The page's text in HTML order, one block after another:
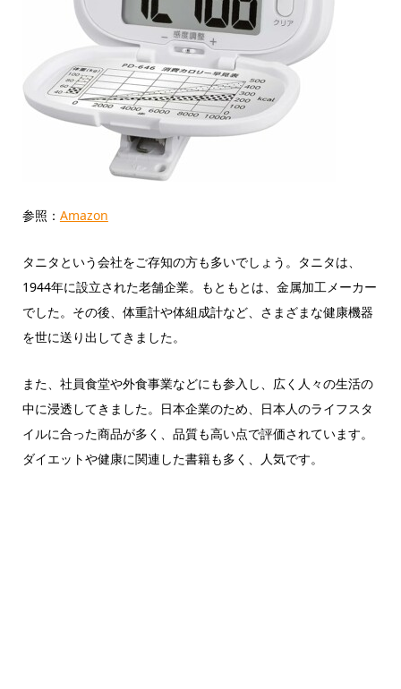
参照： Amazon
タニタという会社をご存知の方も多いでしょう。タニタは、
1944年に設立された老舗企業。もともとは、金属加工メーカー
でした。その後、体重計や体組成計など、さまざまな健康機器
を世に送り出してきました。
また、社員食堂や外食事業などにも参入し、広く人々の生活の
中に浸透してきました。日本企業のため、日本人のライフスタ
イルに合った商品が多く、品質も高い点で評価されています。
ダイエットや健康に関連した書籍も多く、人気です。